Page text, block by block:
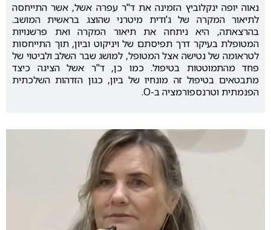
נאוה יופה ינקלוביץ הזמינה את ד"ר עפרה אשל, אשר התייחסה
לתיאור המקרה של ג'ודית מיטרני שהוצג בראשית המושב.
בהרצאתה, היא ניתחה את תיאור המקרה ואת פרשנויות
המטופלת בעיקר דרך תפיסתם של ויניקוט וביון, תוך התייחסות
לטראומה של נטישה אצל המטופל, למושג שבר השלב ולביטוי של
פחד מהתמוטטות בטיפול. כמו כן, ד"ר אשל הציגה כיצד
מתבטאים בטיפול זה מונחיו של ביון, כגון הזדהות השלכתית
הפנמתית וטרנספורמציה ב-O.